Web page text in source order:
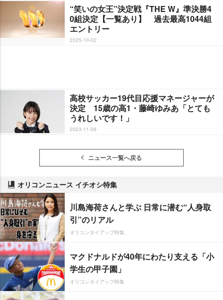
“笑いの女王”決定戦『THE W』準決勝4
0組決定【一覧あり】 過去最高1044組
エントリー
2025-10-02
高校サッカー19代目応援マネージャーが
決定 15歳の高1・藤崎ゆみあ「とても
うれしいです！」
2023-11-08
ニュース一覧へ戻る
オリコンニュース イチオシ特集
川島海荷さんと学ぶ 日常に潜む“人身取
引”のリアル
オリコンタイアップ特集
マクドナルドが40年にわたり支える「小
学生の甲子園」
オリコンタイアップ特集